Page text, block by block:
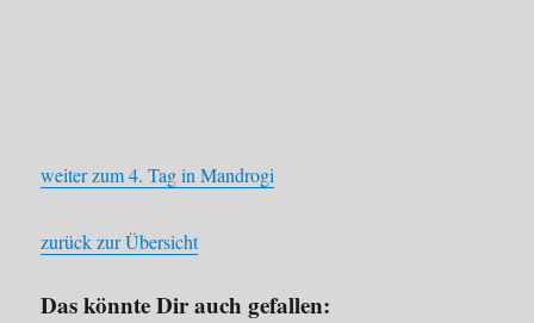
weiter zum 4. Tag in Mandrogi
zurück zur Übersicht
Das könnte Dir auch gefallen: